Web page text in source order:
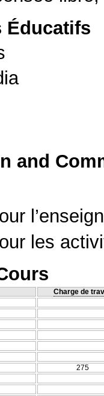
Éducatifs
and
les
Charge de
275